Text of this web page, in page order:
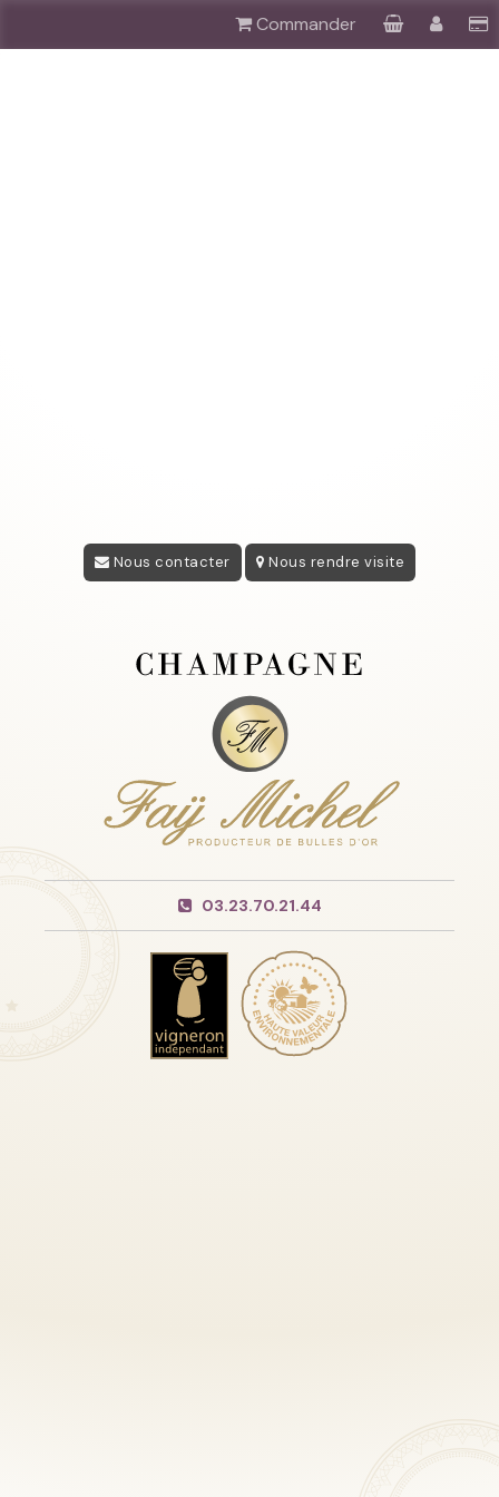
Commander
Nous contacter Nous rendre visite
03.23.70.21.44